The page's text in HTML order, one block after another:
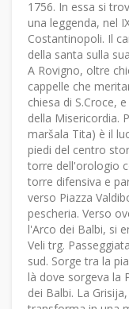
1756. In essa si
una leggenda, nel
Costantinopoli. Il
della santa sulla
A Rovigno, oltre
cappelle che
chiesa di S.Croce,
della Misericordia.
maršala Tita) è il
piedi del centro
torre dell'orologio
torre difensiva e
verso Piazza
pescheria. Verso
l'Arco dei Balbi, si
Veli trg.
sud. Sorge tra la
là dove sorgeva la
dei Balbi. La